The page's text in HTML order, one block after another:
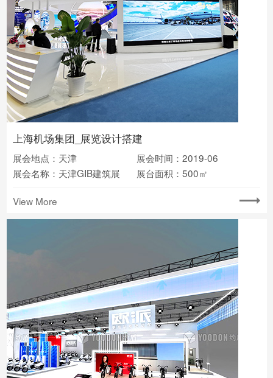
上海机场集团_展览设计搭建
展会地点：天津
展会时间：2019-06
展会名称：天津GIB建筑展
展台面积：500㎡
View More